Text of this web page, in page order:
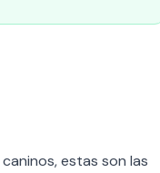
estas son las